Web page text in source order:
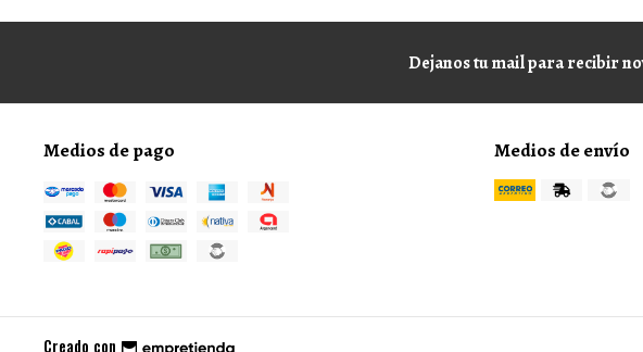
Dejanos tu mail para recibir
Medios de pago Medios de envío
Creado con